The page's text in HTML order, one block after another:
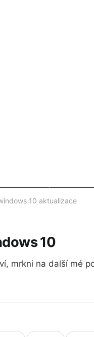
10 aktualizace
10
mrkni na další mé